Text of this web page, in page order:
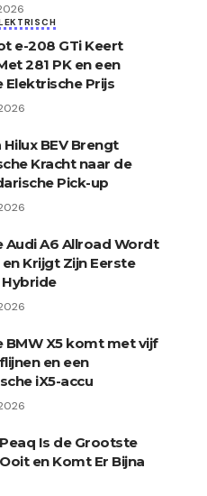
e-208 GTi Keert
281 PK en een
Elektrische Prijs
BEV Brengt
Kracht naar de
Pick-up
Audi A6 Allroad Wordt
Krijgt Zijn Eerste
Hybride
BMW X5 komt met vijf
en een
iX5-accu
Is de Grootste
en Komt Er Bijna